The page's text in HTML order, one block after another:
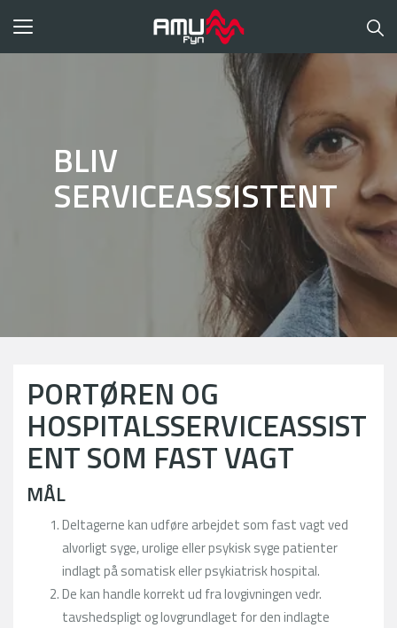
Toggle
BLIV
SERVICEASSISTENT
PORTØREN OG
HOSPITALSSERVICEASSIST
ENT SOM FAST VAGT
MÅL
Deltagerne kan udføre arbejdet som fast vagt ved
alvorligt syge, urolige eller psykisk syge patienter
indlagt på somatisk eller psykiatrisk hospital.
De kan handle korrekt ud fra lovgivningen vedr.
tavshedspligt og lovgrundlaget for den indlagte